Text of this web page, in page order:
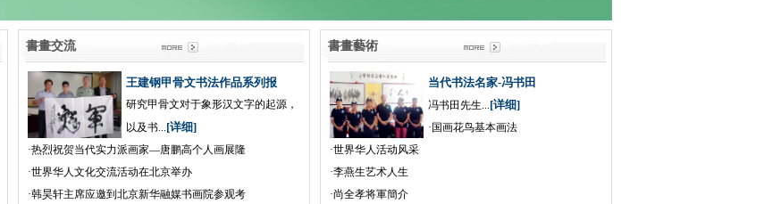
書畫交流
王建钢甲骨文书法作品系列报
研究甲骨文对于象形汉文字的起源，
以及书...[详细]
·热烈祝贺当代实力派画家—唐鹏高个人画展隆
·世界华人文化交流活动在北京举办
·韩昊轩主席应邀到北京新华融媒书画院参观考
書畫藝術
当代书法名家-冯书田
冯书田先生...[详细]
· 国画花鸟基本画法
·世界华人活动风采
·李燕生艺术人生
·尚全孝将軍簡介